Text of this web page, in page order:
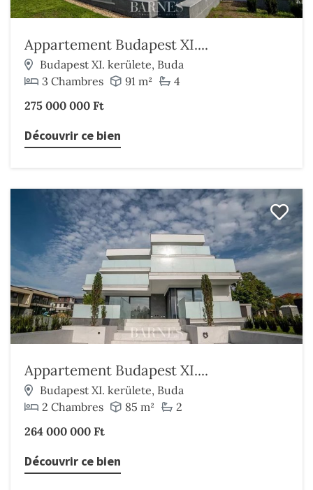
Appartement Budapest XI....
Budapest XI. kerülete, Buda
3 Chambres
91 m²
4
275 000 000 Ft
Découvrir ce bien
Appartement Budapest XI....
Budapest XI. kerülete, Buda
2 Chambres
85 m²
2
264 000 000 Ft
Découvrir ce bien